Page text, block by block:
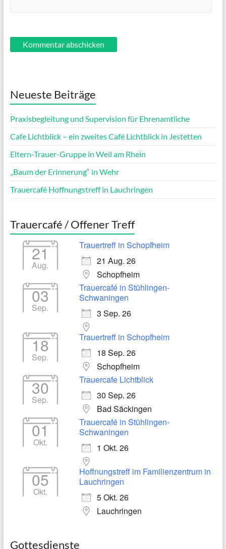
Neueste Beiträge
Praxisbegleitung und Supervision für Ehrenamtliche
Cafe Lichtblick – ein zweites Café Lichtblick in Jestetten
Eltern-Trauer-Gruppe in Weil am Rhein
„Baum der Erinnerung“ in Wehr
Trauercafé Hoffnungstreff in Lauchringen
Trauercafé / Offener Treff
21
Aug.
Trauertreff in Schopfheim
21 Aug. 26
Schopfheim
03
Sep.
Trauercafé in Stühlingen-
Schwaningen
3 Sep. 26
18
Sep.
Trauertreff in Schopfheim
18 Sep. 26
Schopfheim
30
Sep.
Trauercafe Lichtblick
30 Sep. 26
Bad Säckingen
01
Okt.
Trauercafé in Stühlingen-
Schwaningen
1 Okt. 26
05
Okt.
Hoffnungstreff im Familienzentrum in
Lauchringen
5 Okt. 26
Lauchringen
Gottesdienste